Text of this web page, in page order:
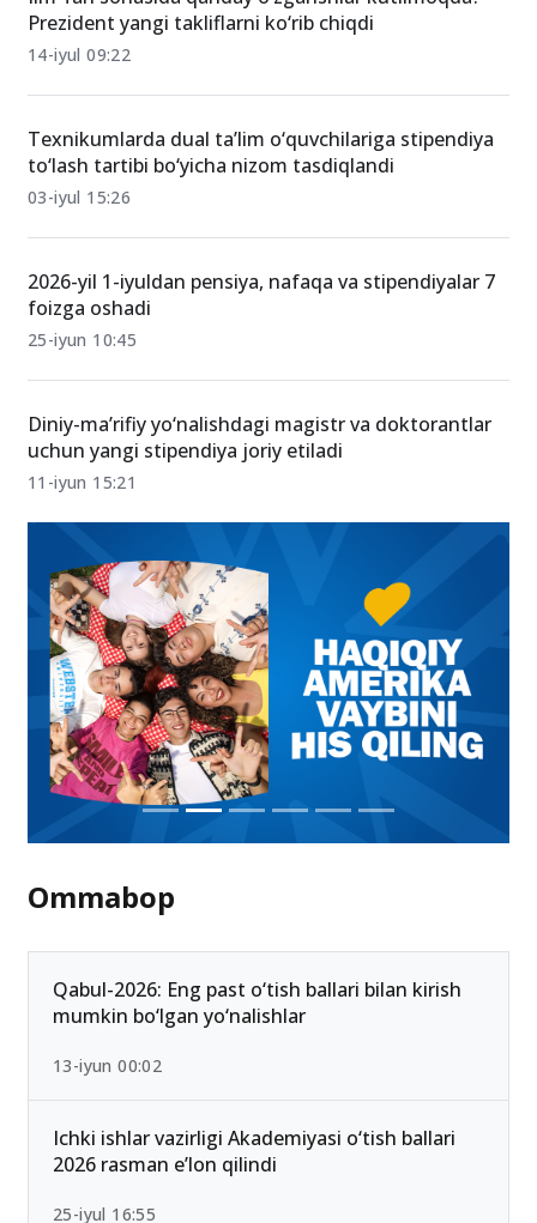
Prezident yangi takliflarni ko‘rib chiqdi
14-iyul 09:22
Texnikumlarda dual ta’lim o‘quvchilariga stipendiya
to‘lash tartibi bo‘yicha nizom tasdiqlandi
03-iyul 15:26
2026-yil 1-iyuldan pensiya, nafaqa va stipendiyalar 7
foizga oshadi
25-iyun 10:45
Diniy-ma’rifiy yo‘nalishdagi magistr va doktorantlar
uchun yangi stipendiya joriy etiladi
11-iyun 15:21
Ommabop
Qabul-2026: Eng past o‘tish ballari bilan kirish
mumkin bo‘lgan yo‘nalishlar
13-iyun 00:02
Ichki ishlar vazirligi Akademiyasi o‘tish ballari
2026 rasman e’lon qilindi
25-iyul 16:55